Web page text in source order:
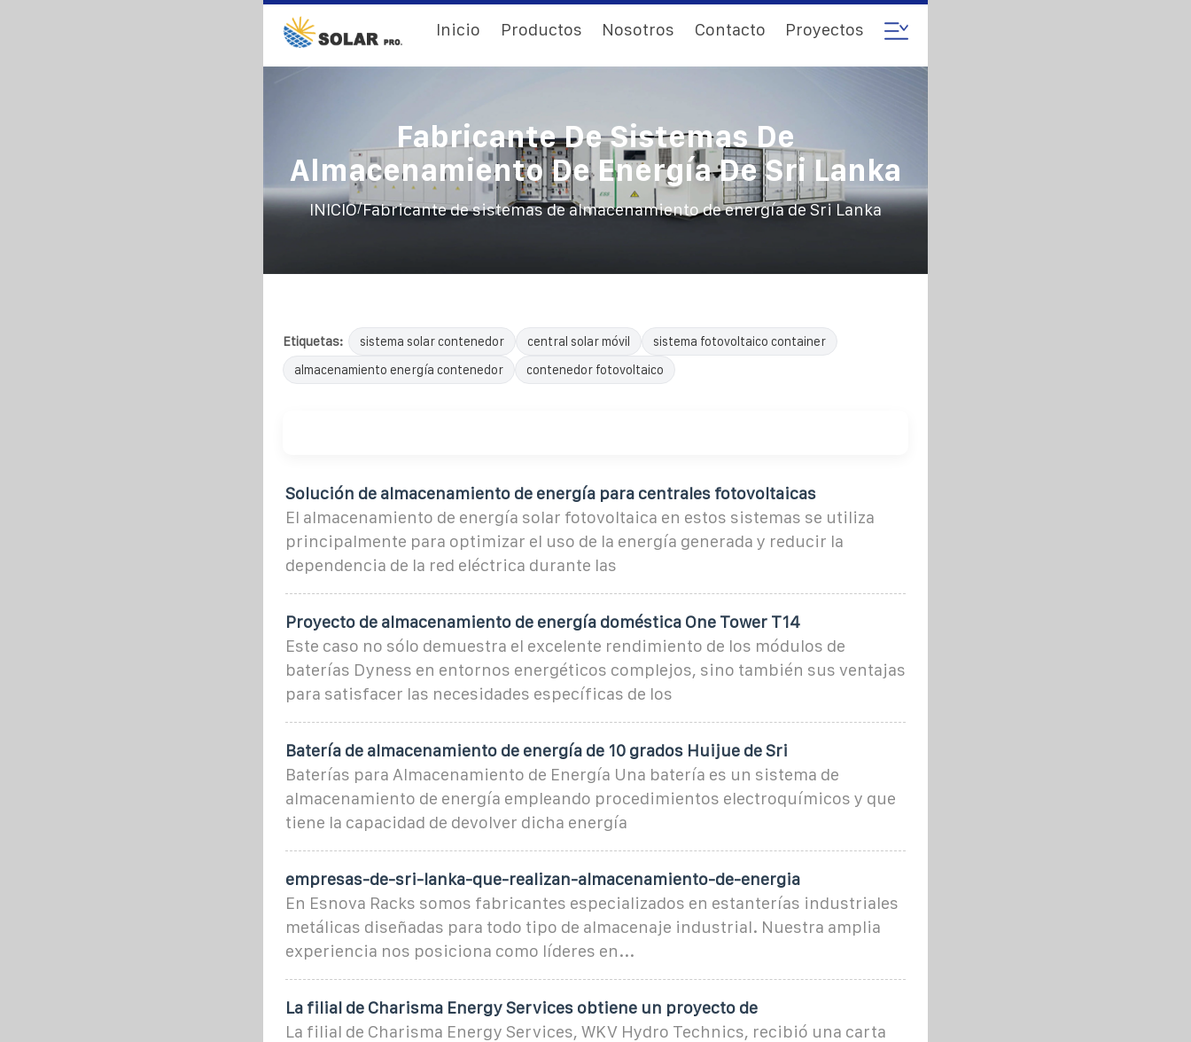
Inicio Productos Nosotros Contacto Proyectos
Fabricante De Sistemas De
Almacenamiento De Energía De Sri Lanka
INICIO/Fabricante de sistemas de almacenamiento de energía de Sri Lanka
Etiquetas: sistema solar contenedor central solar móvil
sistema fotovoltaico container
almacenamiento energía contenedor
contenedor fotovoltaico
Solución de almacenamiento de energía para centrales fotovoltaicas
El almacenamiento de energía solar fotovoltaica en estos sistemas se utiliza
principalmente para optimizar el uso de la energía generada y reducir la
dependencia de la red eléctrica durante las
Proyecto de almacenamiento de energía doméstica One Tower T14
Este caso no sólo demuestra el excelente rendimiento de los módulos de
baterías Dyness en entornos energéticos complejos, sino también sus ventajas
para satisfacer las necesidades específicas de los
Batería de almacenamiento de energía de 10 grados Huijue de Sri
Baterías para Almacenamiento de Energía Una batería es un sistema de
almacenamiento de energía empleando procedimientos electroquímicos y que
tiene la capacidad de devolver dicha energía
empresas-de-sri-lanka-que-realizan-almacenamiento-de-energia
En Esnova Racks somos fabricantes especializados en estanterías industriales
metálicas diseñadas para todo tipo de almacenaje industrial. Nuestra amplia
experiencia nos posiciona como líderes en...
La filial de Charisma Energy Services obtiene un proyecto de
La filial de Charisma Energy Services, WKV Hydro Technics, recibió una carta